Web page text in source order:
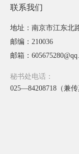
联系我们
地址：南京市江东北
邮编：210036
邮箱：
秘书处电话：
025—84208718（兼传